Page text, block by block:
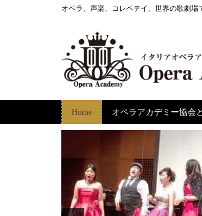
オペラ、声楽、コレペテイ、世界の歌劇
Home オペラアカデミー協会